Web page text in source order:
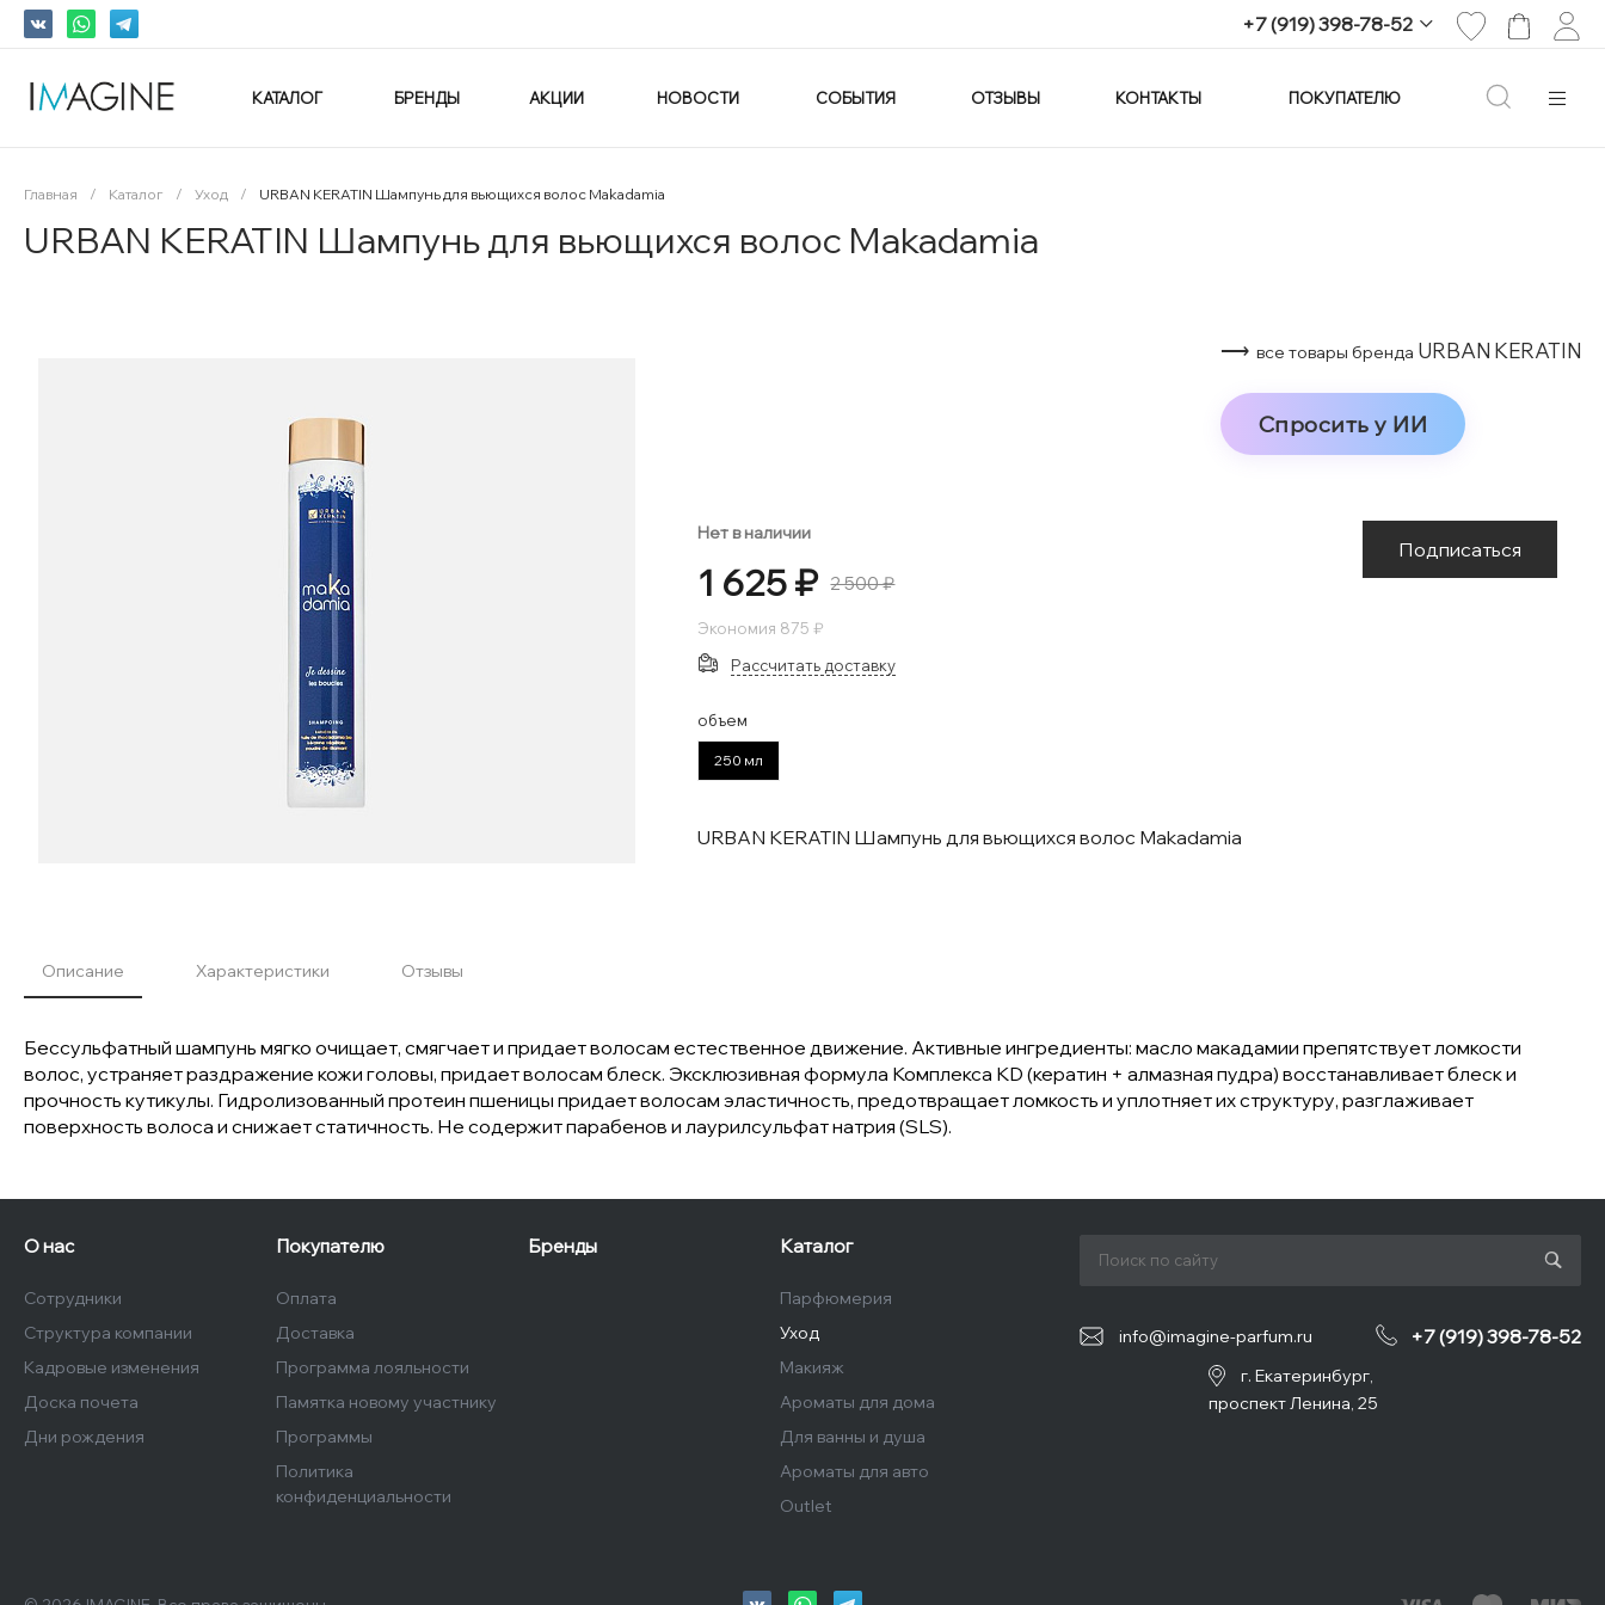
+7 (919) 398-78-52
+7 (919) 398-78-52
КАТАЛОГ БРЕНДЫ АКЦИИ НОВОСТИ СОБЫТИЯ ОТЗЫВЫ КОНТАКТЫ ПОКУПАТЕЛЮ
Главная / Каталог / Уход / URBAN KERATIN Шампунь для вьющихся волос Makadamia
URBAN KERATIN Шампунь для вьющихся волос Makadamia
⟶ все товары бренда URBAN KERATIN
Спросить у ИИ
Нет в наличии
1 625 ₽ 2 500 ₽
Экономия 875 ₽
Подписаться
Рассчитать доставку
объем
250 мл
URBAN KERATIN Шампунь для вьющихся волос Makadamia
Описание Характеристики Отзывы
Бессульфатный шампунь мягко очищает, смягчает и придает волосам естественное движение. Активные ингредиенты: масло макадамии препятствует ломкости
волос, устраняет раздражение кожи головы, придает волосам блеск. Эксклюзивная формула Комплекса KD (кератин + алмазная пудра) восстанавливает блеск и
прочность кутикулы. Гидролизованный протеин пшеницы придает волосам эластичность, предотвращает ломкость и уплотняет их структуру, разглаживает
поверхность волоса и снижает статичность. Не содержит парабенов и лаурилсульфат натрия (SLS).
О нас
Сотрудники
Структура компании
Кадровые изменения
Доска почета
Дни рождения
Покупателю
Оплата
Доставка
Программа лояльности
Памятка новому участнику
Программы
Политика
конфиденциальности
Бренды Каталог
Парфюмерия
Уход
Макияж
Ароматы для дома
Для ванны и душа
Ароматы для авто
Outlet
info@imagine-parfum.ru +7 (919) 398-78-52
г. Екатеринбург,
проспект Ленина, 25